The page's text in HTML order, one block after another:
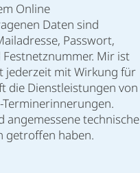
Online
Daten sind
Passwort,
Mir ist
jederzeit mit Wirkung für
die Dienstleistungen von
angemessene technische
getroffen haben.